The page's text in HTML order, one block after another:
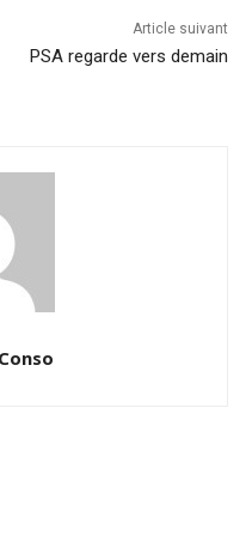
Article suivant
PSA regarde vers demain